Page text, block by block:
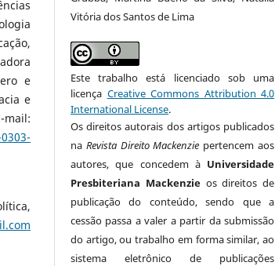
e
e
Vitória dos Santos de Lima
Este trabalho está licenciado sob uma
licença Creative Commons Attribution 4.0
International License.
Os direitos autorais dos artigos publicados
na Revista Direito Mackenzie pertencem aos
autores, que concedem à Universidade
Presbiteriana Mackenzieos direitos de
publicação do conteúdo, sendo que a
cessão passa a valer a partir da submissão
do artigo, ou trabalho em forma similar, ao
sistema eletrônico de publicações